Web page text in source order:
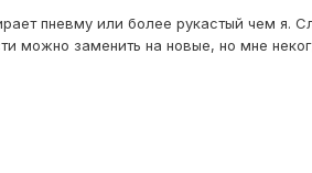
пневму или более рукастый чем я.
можно заменить на новые, но мне